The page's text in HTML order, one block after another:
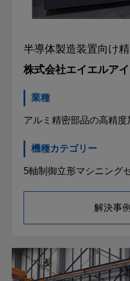
半導体製造装置向け
株式会社エイエルア
業種
アルミ精密部品の高精度
機種カテゴリー
5軸制御立形マシニング
解決事